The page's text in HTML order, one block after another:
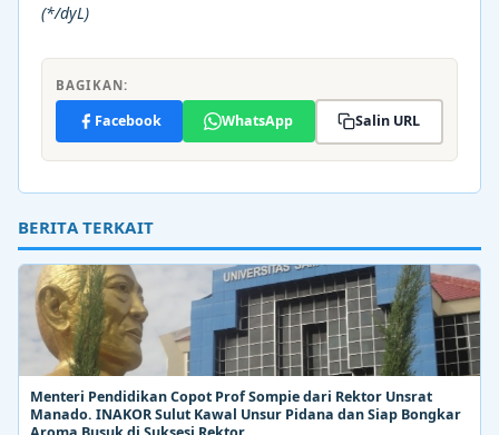
(*/dyL)
BAGIKAN:
Facebook WhatsApp Salin URL
BERITA TERKAIT
Menteri Pendidikan Copot Prof Sompie dari Rektor Unsrat
Manado. INAKOR Sulut Kawal Unsur Pidana dan Siap Bongkar